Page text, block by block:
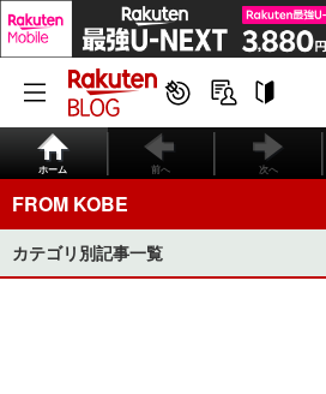
ホーム 前へ 次へ
FROM KOBE
カテゴリ別記事一覧